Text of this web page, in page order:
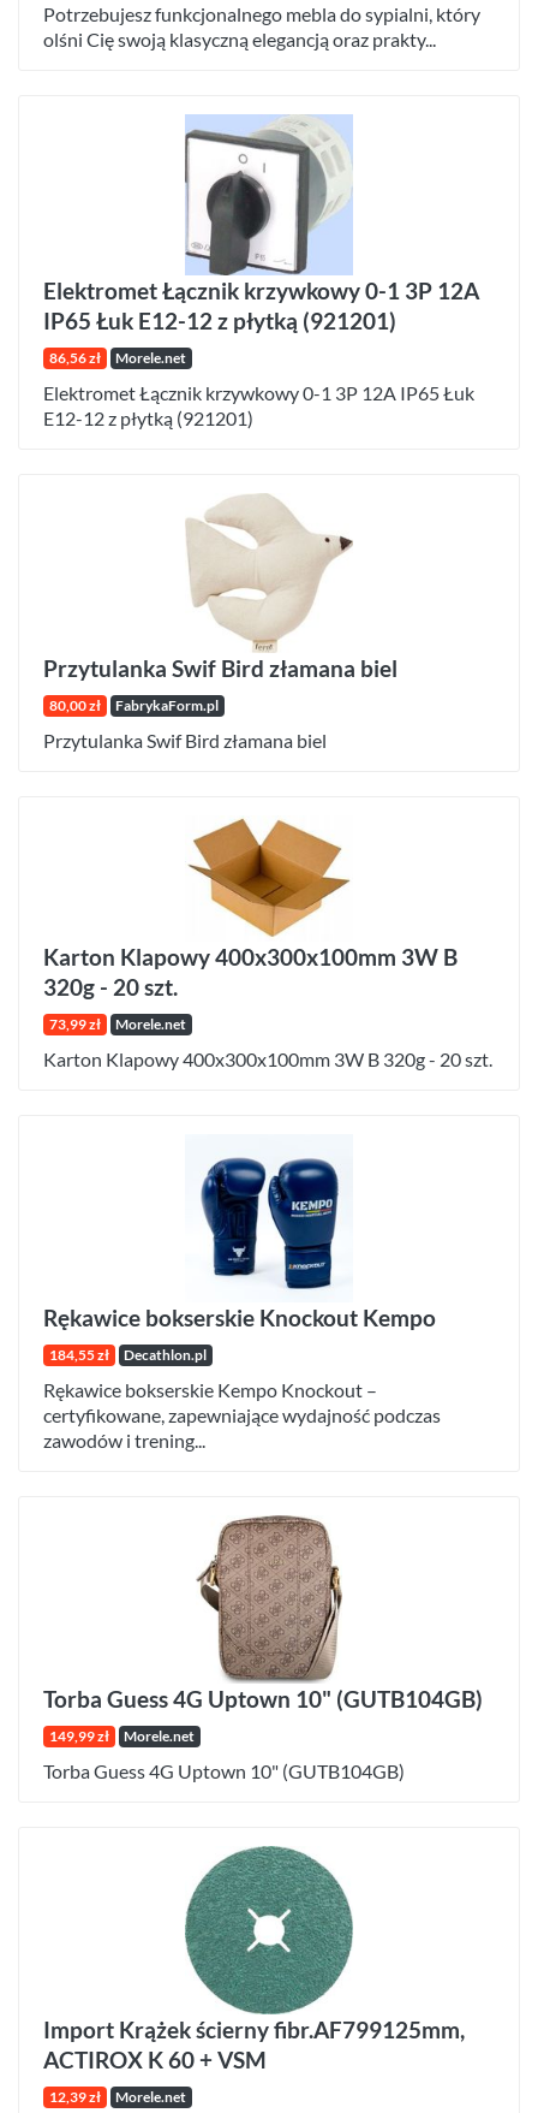
Potrzebujesz funkcjonalnego mebla do sypialni, który
olśni Cię swoją klasyczną elegancją oraz prakty...
Elektromet Łącznik krzywkowy 0-1 3P 12A
IP65 Łuk E12-12 z płytką (921201)
86,56 zł Morele.net
Elektromet Łącznik krzywkowy 0-1 3P 12A IP65 Łuk
E12-12 z płytką (921201)
Przytulanka Swif Bird złamana biel
80,00 zł FabrykaForm.pl
Przytulanka Swif Bird złamana biel
Karton Klapowy 400x300x100mm 3W B
320g - 20 szt.
73,99 zł Morele.net
Karton Klapowy 400x300x100mm 3W B 320g - 20 szt.
Rękawice bokserskie Knockout Kempo
184,55 zł Decathlon.pl
Rękawice bokserskie Kempo Knockout –
certyfikowane, zapewniające wydajność podczas
zawodów i trening...
Torba Guess 4G Uptown 10" (GUTB104GB)
149,99 zł Morele.net
Torba Guess 4G Uptown 10" (GUTB104GB)
Import Krążek ścierny fibr.AF799125mm,
ACTIROX K 60 + VSM
12,39 zł Morele.net